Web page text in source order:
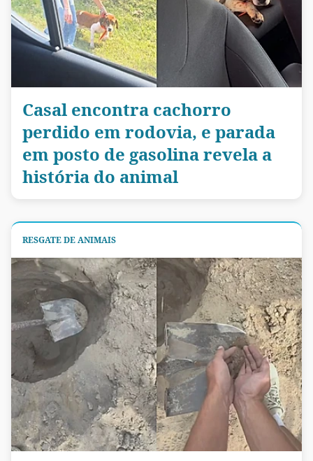
Casal encontra cachorro
perdido em rodovia, e parada
em posto de gasolina revela a
história do animal
RESGATE DE ANIMAIS